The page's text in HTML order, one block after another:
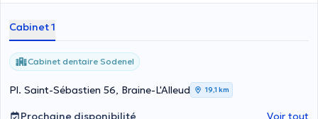
complexes), des petites chirurgies intra-buccales, des greffes
troubles de l’ATM, la chirurgie orthognathique et les ostéonécroses
des mâchoires.
Cabinet 1
Cabinet dentaire Sodenel
Pl. Saint-Sébastien 56, Braine-L'Alleud 19,1 km
Prochaine disponibilité Voir tout